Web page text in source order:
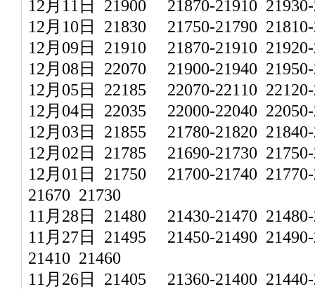
12月11日 21900 21870-21910
12月10日 21830 21750-21790
12月09日 21910 21870-21910
12月08日 22070 21900-21940
12月05日 22185 22070-22110
12月04日 22035 22000-22040
12月03日 21855 21780-21820
12月02日 21785 21690-21730
12月01日 21750 21700-21740
21670 21730
11月28日 21480 21430-21470
11月27日 21495 21450-21490
21410 21460
11月26日 21405 21360-21400